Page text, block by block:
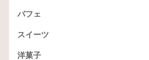
パフェ
スイーツ
洋菓子